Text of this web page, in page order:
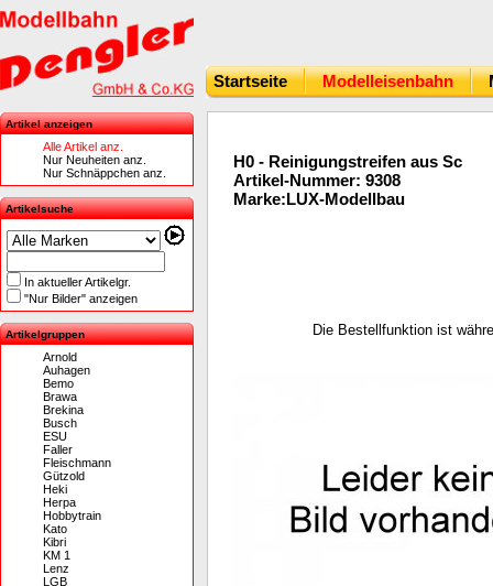
Startseite Modelleisenbahn
Artikel anzeigen
Alle Artikel anz.
Nur Neuheiten anz.
Nur Schnäppchen anz.
Artikelsuche
In aktueller Artikelgr.
"Nur Bilder" anzeigen
Artikelgruppen
Arnold
Auhagen
Bemo
Brawa
Brekina
Busch
ESU
Faller
Fleischmann
Gützold
Heki
Herpa
Hobbytrain
Kato
Kibri
KM 1
Lenz
LGB
H0 - Reinigungstreifen aus Sc
Artikel-Nummer: 9308
Marke:LUX-Modellbau
Die Bestellfunktion ist